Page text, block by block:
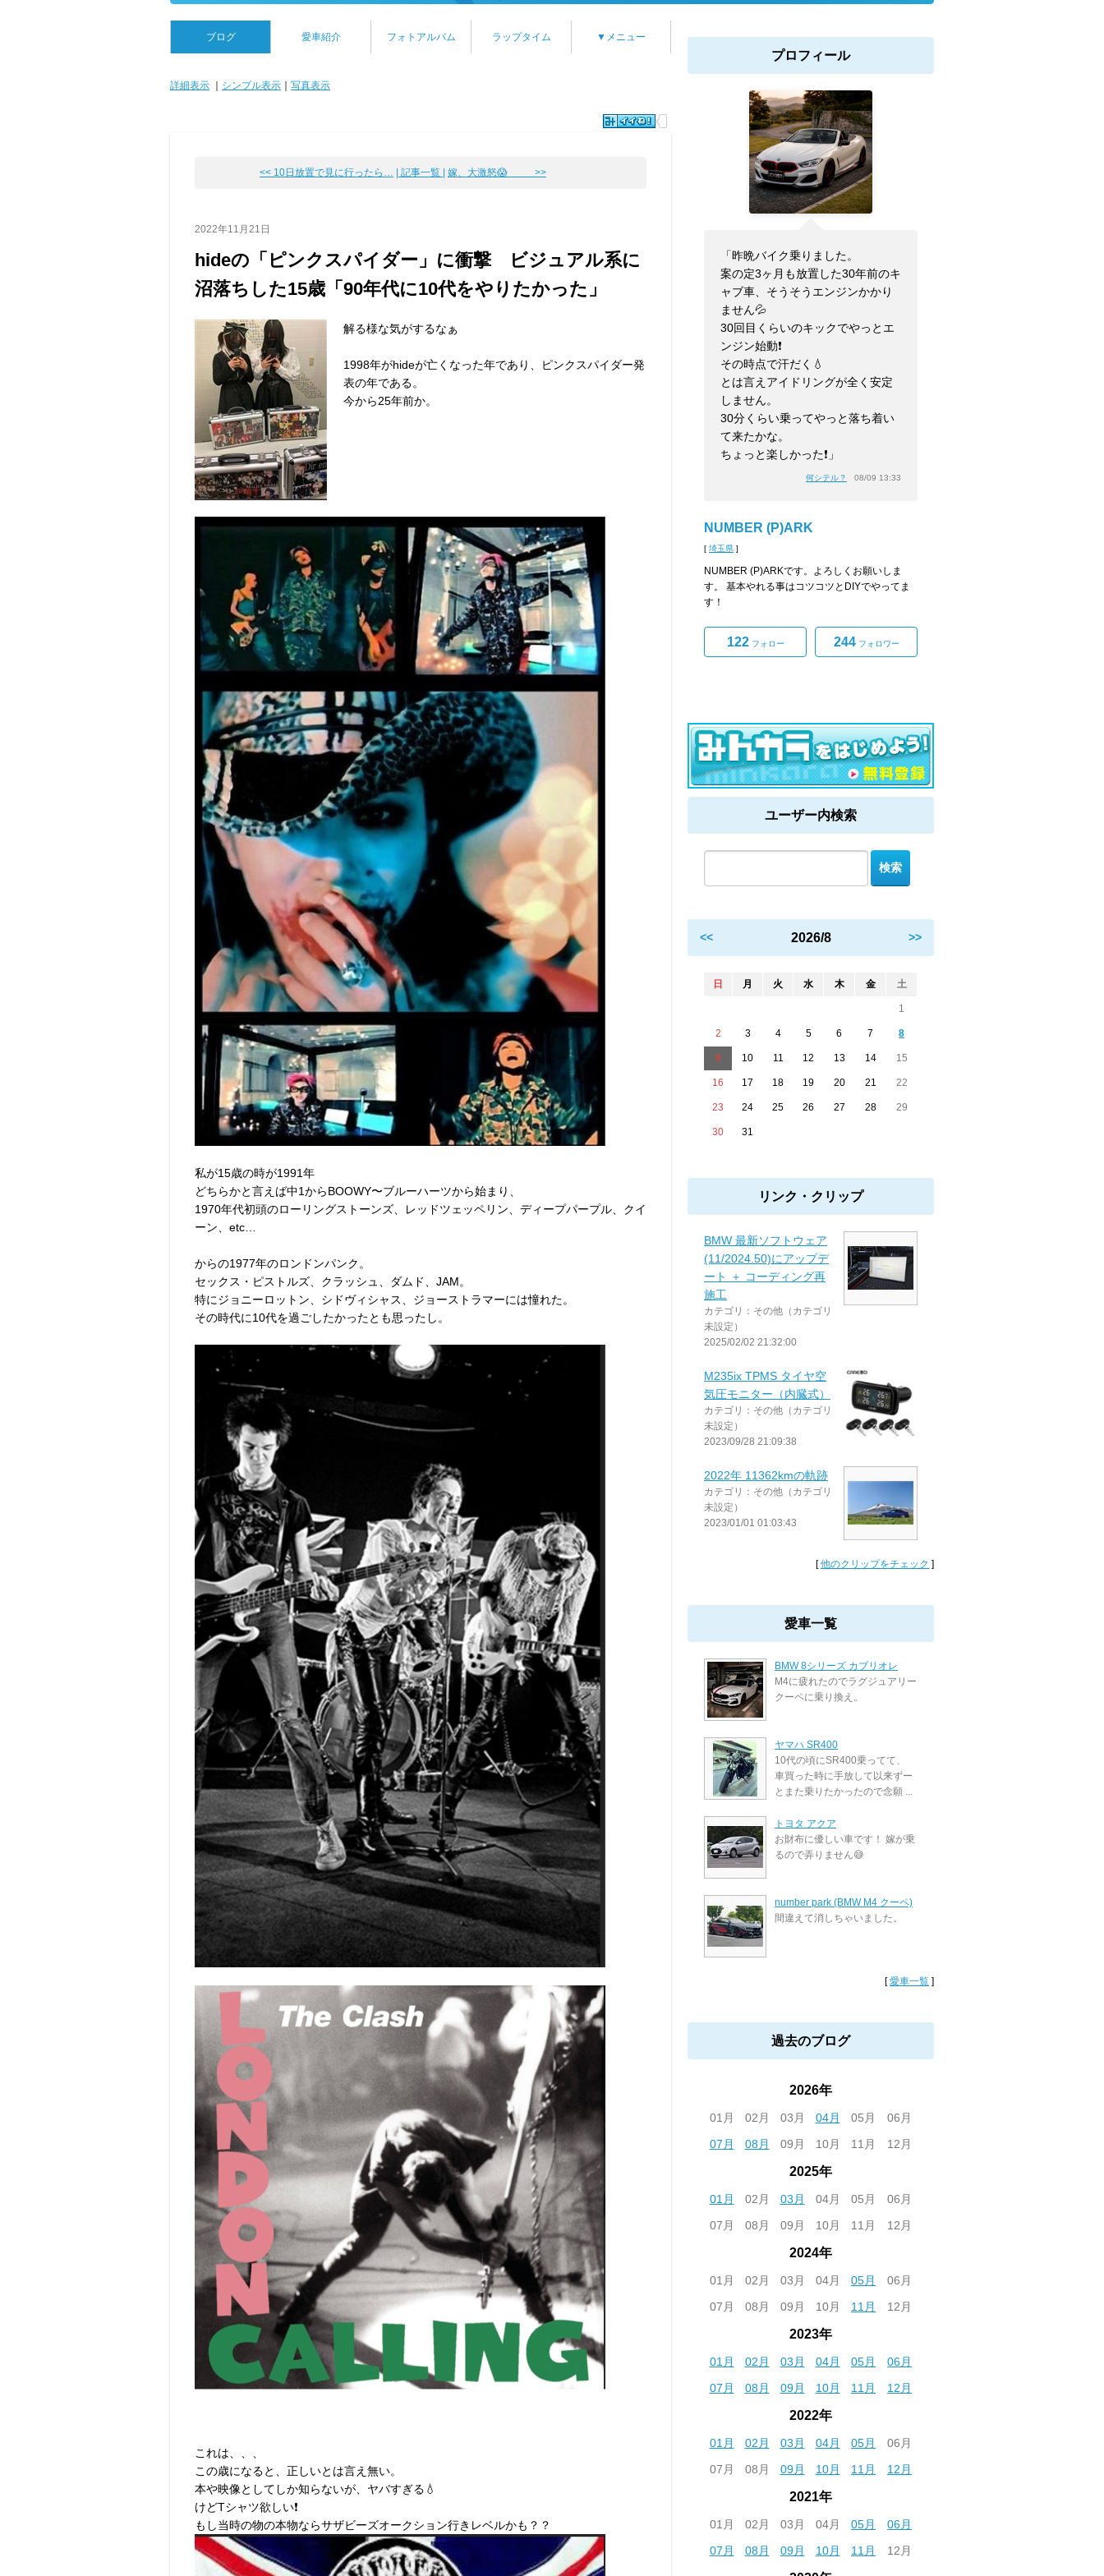
ブログ 愛車紹介 フォトアルバム ラップタイム ▼メニュー
詳細表示 シンプル表示 写真表示
<< 10日放置で見に行ったら… | 記事一覧 | 嫁、大激怒😱 >>
2022年11月21日
hideの「ピンクスパイダー」に衝撃 ビジュアル系に
沼落ちした15歳「90年代に10代をやりたかった」
解る様な気がするなぁ
1998年がhideが亡くなった年であり、ピンクスパイダー発
表の年である。
今から25年前か。
私が15歳の時が1991年
どちらかと言えば中1からBOOWY〜ブルーハーツから始まり、
1970年代初頭のローリングストーンズ、レッドツェッペリン、ディープパープル、クイ
ーン、etc…
からの1977年のロンドンパンク。
セックス・ピストルズ、クラッシュ、ダムド、JAM。
特にジョニーロットン、シドヴィシャス、ジョーストラマーには憧れた。
その時代に10代を過ごしたかったとも思ったし。
これは、、、
この歳になると、正しいとは言え無い。
本や映像としてしか知らないが、ヤバすぎる💧
けどTシャツ欲しい❗️
もし当時の物の本物ならサザビーズオークション行きレベルかも？？
プロフィール
「昨晩バイク乗りました。
案の定3ヶ月も放置した30年前のキ
ャブ車、そうそうエンジンかかり
ません💦
30回目くらいのキックでやっとエ
ンジン始動❗️
その時点で汗だく💧
とは言えアイドリングが全く安定
しません。
30分くらい乗ってやっと落ち着い
て来たかな。
ちょっと楽しかった❗️」
何シテル？ 08/09 13:33
NUMBER (P)ARK
[ 埼玉県 ]
NUMBER (P)ARKです。よろしくお願いしま
す。 基本やれる事はコツコツとDIYでやってま
す！
122フォロー 244フォロワー
ユーザー内検索
<< 2026/8 >>
日 月 火 水 木 金 土
1
2 3 4 5 6 7 8
9 10 11 12 13 14 15
16 17 18 19 20 21 22
23 24 25 26 27 28 29
30 31
リンク・クリップ
BMW 最新ソフトウェア
(11/2024.50)にアップデ
ート ＋ コーディング再
施工
カテゴリ：その他（カテゴリ
未設定）
2025/02/02 21:32:00
M235ix TPMS タイヤ空
気圧モニター（内臓式）
カテゴリ：その他（カテゴリ
未設定）
2023/09/28 21:09:38
2022年 11362kmの軌跡
カテゴリ：その他（カテゴリ
未設定）
2023/01/01 01:03:43
[他のクリップをチェック ]
愛車一覧
BMW 8シリーズ カブリオレ
M4に疲れたのでラグジュアリー
クーペに乗り換え。
ヤマハ SR400
10代の頃にSR400乗ってて、
車買った時に手放して以来ずー
とまた乗りたかったので念願 ...
トヨタ アクア
お財布に優しい車です！ 嫁が乗
るので弄りません😅
number park (BMW M4 クーペ)
間違えて消しちゃいました。
[愛車一覧 ]
過去のブログ
2026年
01月 02月 03月 04月 05月
06月
07月
08月 09月 10月 11月 12月
2025年
01月 02月 03月 04月 05月
06月
07月
08月 09月 10月 11月 12月
2024年
01月 02月 03月 04月 05月
06月
07月
08月 09月 10月 11月 12月
2023年
01月 02月 03月 04月 05月
06月
07月
08月 09月 10月 11月 12月
2022年
01月 02月 03月 04月 05月
06月
07月
08月 09月 10月 11月 12月
2021年
01月 02月 03月 04月 05月
06月
07月
08月 09月 10月 11月 12月